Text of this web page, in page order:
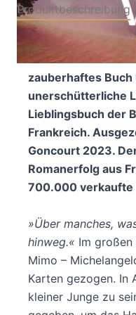
Produktbeschreibung
Die Geschichte
Konventionen der
zauberhaftes Buch
unerschütterliche
Lieblingsbuch der
Frankreich.
Goncourt 2023.
Romanerfolg aus
700.000 verkaufte
»Über manches,
hinweg.« Im großen
Mimo –
Karten gezogen. In
kleiner Junge zu